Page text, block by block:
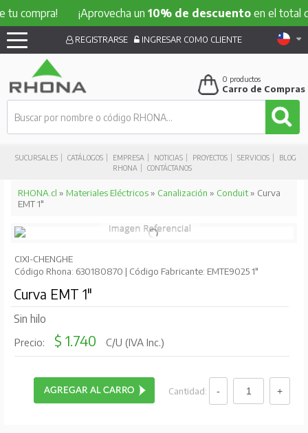
¡Aprovecha un10% de descuentoen el total de tu
SUCURSALES CATÁLOGOS EMPRESA NOTICIAS PROYECTOS SERVICIOS
BLOG
RHONA
CONTÁCTANOS
REGISTRARSE INGRESAR COMO CLIENTE
0 productos
Carro de Compras
RHONA.cl » Materiales Eléctricos» Canalización » Conduit» Curva
EMT 1"
CIXI-CHENGHE
Código Rhona: 630180870 | Código Fabricante: EMTE9025 1"
Curva EMT 1"
Sin hilo
Precio: $ 1.740 C/U (IVA Inc.)
Cantidad: